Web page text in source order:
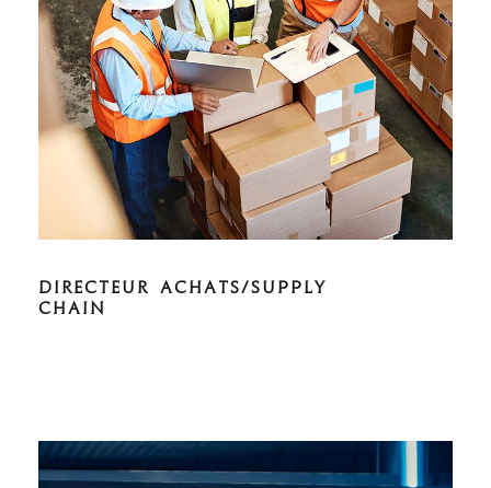
DIRECTEUR ACHATS/SUPPLY
CHAIN